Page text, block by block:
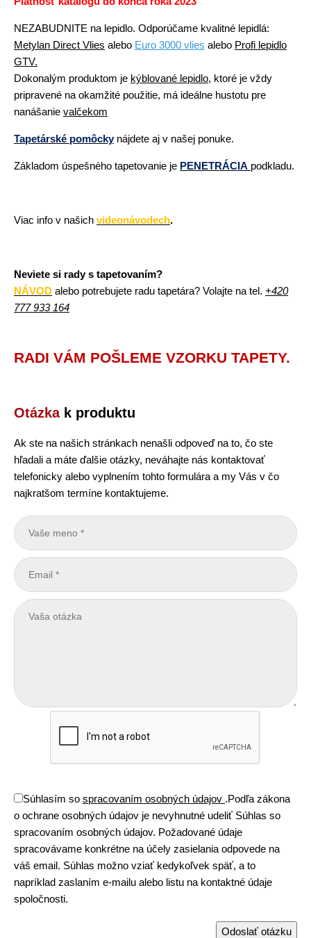
NEZABUDNITE na lepidlo. Odporúčame kvalitné lepidlá:
Metylan Direct Vlies alebo Euro 3000 vlies alebo Profi lepidlo
GTV.
Dokonalým produktom je kýblované lepidlo, ktoré je vždy
pripravené na okamžité použitie, má ideálne hustotu pre
nanášanie valčekom
Tapetárské pomôcky nájdete aj v našej ponuke.
Základom úspešného tapetovanie je PENETRÁCIA podkladu.
Viac info v našich videonávodech.
Neviete si rady s tapetovaním?
NÁVOD alebo potrebujete radu tapetára? Volajte na tel. +420
777 933 164
RADI VÁM POŠLEME VZORKU TAPETY.
Otázkak produktu
Ak ste na našich stránkach nenašli odpoveď na to, čo ste
hľadali a máte ďalšie otázky, neváhajte nás kontaktovať
telefonicky alebo vyplnením tohto formulára a my Vás v čo
najkratšom termíne kontaktujeme.
Súhlasím so spracovaním osobných údajov .Podľa zákona
o ochrane osobných údajov je nevyhnutné udeliť Súhlas so
spracovaním osobných údajov. Požadované údaje
spracovávame konkrétne na účely zasielania odpovede na
váš email. Súhlas možno vziať kedykoľvek späť, a to
napríklad zaslaním e-mailu alebo listu na kontaktné údaje
spoločnosti.
Odoslať otázku